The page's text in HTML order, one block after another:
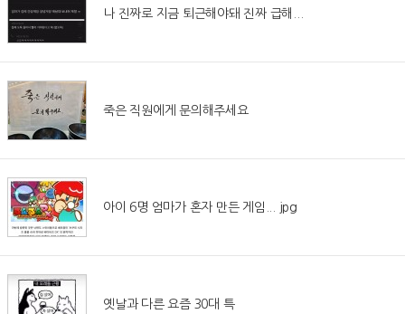
나 진짜로 지금 퇴근해야돼 진짜 급해...
죽은 직원에게 문의해주세요
아이 6명 엄마가 혼자 만든 게임... jpg
옛날과 다른 요즘 30대 특